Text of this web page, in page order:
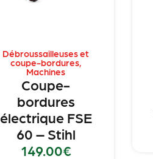
Débroussailleuses et
coupe-bordures,
Machines
Coupe-
bordures
électrique FSE
60 – Stihl
149.00€